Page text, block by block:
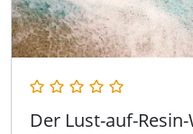
Der Lust-auf-